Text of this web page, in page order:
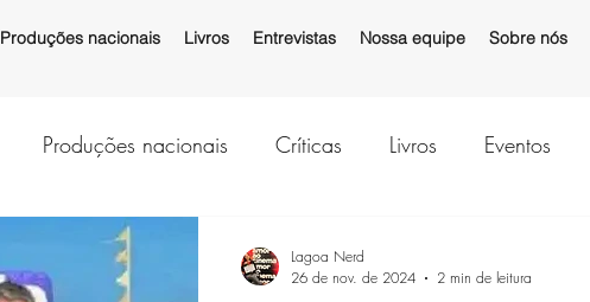
Produções nacionais Livros Entrevistas Nossa equipe Sobre nós
Produções nacionais Críticas Livros Eventos
Lagoa Nerd
26 de nov. de 2024
2 min de leitura